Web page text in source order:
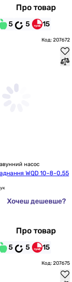
Про товар
5 5 15
Код: 207672
насос
WQD 10-8-0,55
Хочеш дешевше?
Про товар
5 5 15
Код: 207675